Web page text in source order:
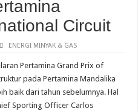
Sinergi Lindungi Aset Negara demi
Raih Dua Penghargaan Public
Circuit
ENERGI MINYAK & GAS
Pertamina Grand Prix of
pada Pertamina Mandalika
baik dari tahun sebelumnya. Hal
Sporting Officer Carlos